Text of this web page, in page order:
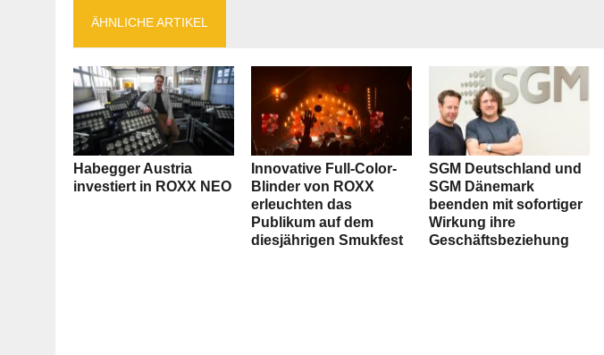
ÄHNLICHE ARTIKEL
Habegger Austria
investiert in ROXX NEO
Innovative Full-Color-
Blinder von ROXX
erleuchten das
Publikum auf dem
diesjährigen Smukfest
SGM Deutschland und
SGM Dänemark
beenden mit sofortiger
Wirkung ihre
Geschäftsbeziehung